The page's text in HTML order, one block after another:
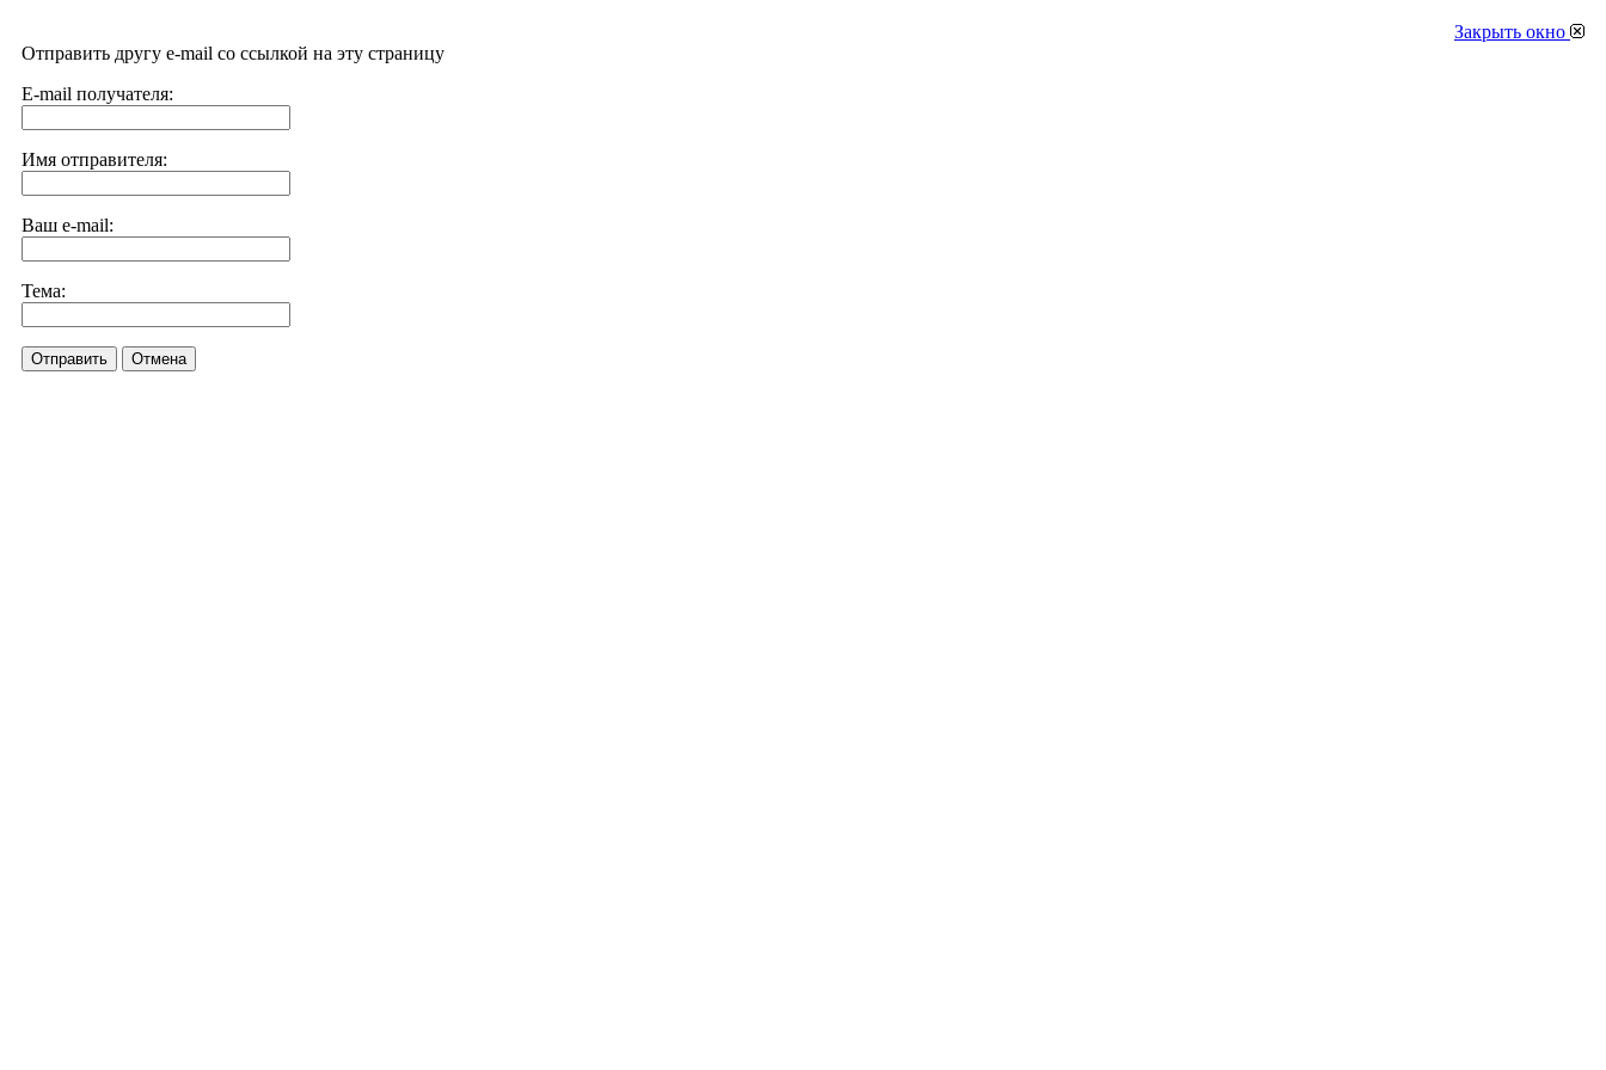
Закрыть окно
Отправить другу e-mail со ссылкой на эту страницу
E-mail получателя:
Имя отправителя:
Ваш e-mail:
Тема:
Отправить Отмена